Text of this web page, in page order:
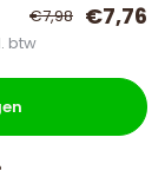
€7,98 €7,76
btw